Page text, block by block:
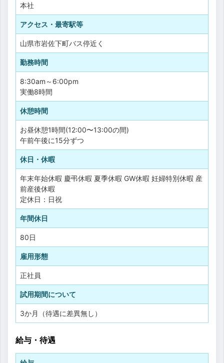
本社
アクセス・最寄駅等
山県市岩佐下町バス停近く
勤務時間
8:30am～6:00pm
実働8時間
休憩時間
お昼休憩1時間(12:00〜13:00の間)
午前午後に15分ずつ
休日・休暇
年末年始休暇 慶弔休暇 夏季休暇 GW休暇 妊婦特別休暇 産
前産後休暇
定休日：日祝
年間休日
80日
雇用形態
正社員
試用期間について
3か月（待遇に差異無し）
給与・待遇